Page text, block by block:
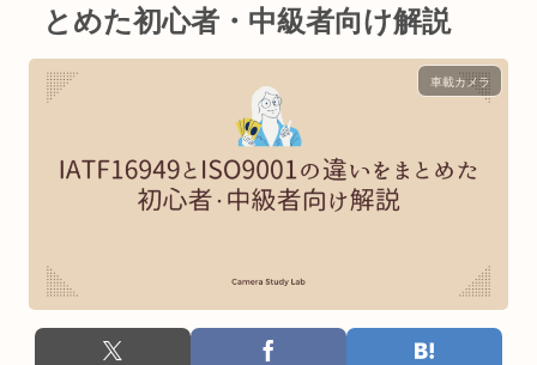
とめた初心者・中級者向け解説
車載カメラ